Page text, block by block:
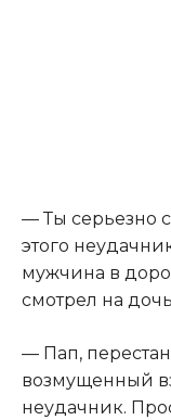
— Ты серьезно
этого
мужчина в
смотрел на
— Пап,
возмущенный
неудачник.